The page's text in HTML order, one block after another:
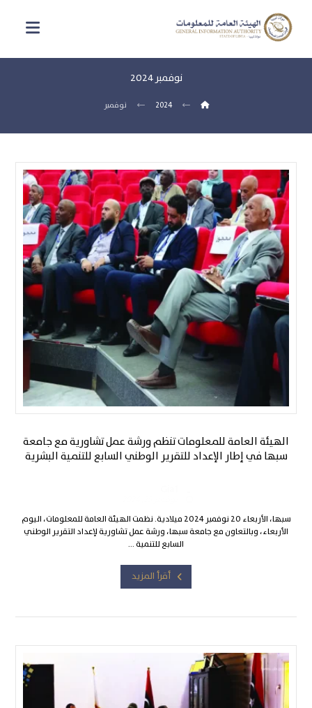
نوفمبر 2024
2024 نوفمبر
الهيئة العامة للمعلومات تنظم ورشة عمل تشاورية مع جامعة
سبها في إطار الإعداد للتقرير الوطني السابع للتنمية البشرية
سبها، الأربعاء 20 نوفمبر 2024 ميلادية. نظمت الهيئة العامة للمعلومات، اليوم
الأربعاء، وبالتعاون مع جامعة سبها، ورشة عمل تشاورية لإعداد التقرير الوطني
السابع للتنمية ...
أقرأ المزيد